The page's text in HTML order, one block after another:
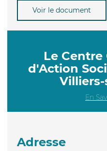
Voir le document
Le
d'Action
En
Adresse